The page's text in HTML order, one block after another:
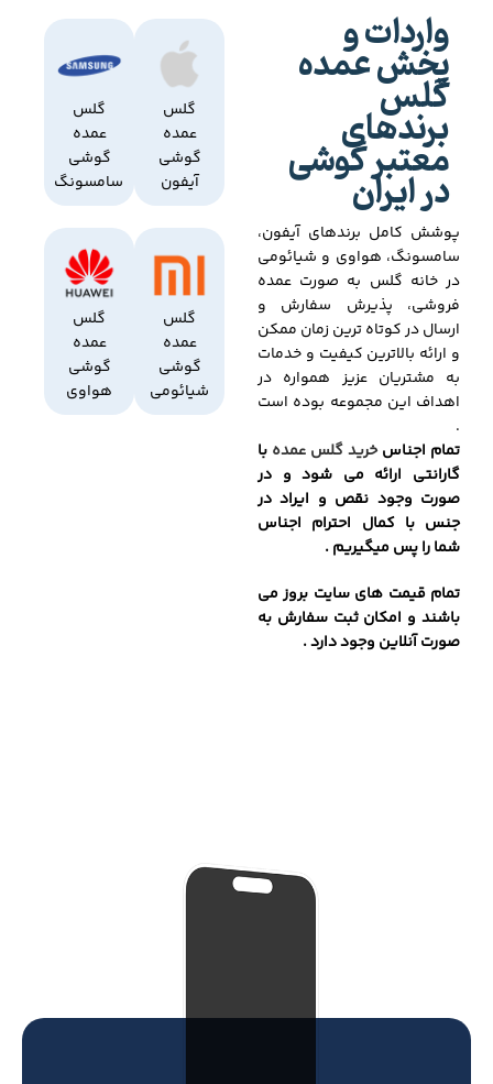
واردات و
پخش عمده
گلس
برندهای
معتبر گوشی
در ایران
پوشش کامل برندهای آیفون،
سامسونگ، هواوی و شیائومی
در خانه گلس به صورت عمده
فروشی، پذیرش سفارش و
ارسال در کوتاه ترین زمان ممکن
و ارائه بالاترین کیفیت و خدمات
به مشتریان عزیز همواره در
اهداف این مجموعه بوده است
.
تمام اجناسخرید گلس عمده با
گارانتی ارائه می شود و در
صورت وجود نقص و ایراد در
جنس با کمال احترام اجناس
شما را پس میگیریم .
تمام قیمت های سایت بروز می
باشند و امکان ثبت سفارش به
صورت آنلاین وجود دارد .
گلس
عمده
گوشی
آیفون
گلس
عمده
گوشی
سامسونگ
گلس
عمده
گوشی
شیائومی
گلس
عمده
گوشی
هواوی